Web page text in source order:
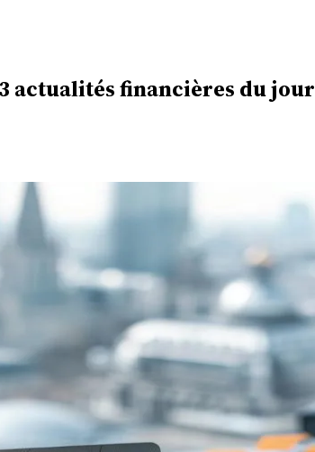
actualités financières du jour